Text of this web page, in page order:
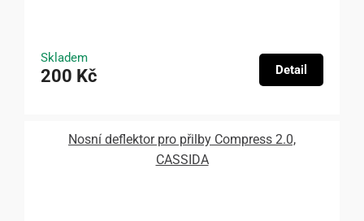
Skladem
200 Kč Detail
Nosní deflektor pro přilby Compress 2.0,
CASSIDA